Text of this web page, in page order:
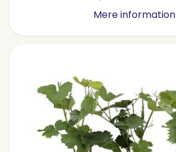
Mere information